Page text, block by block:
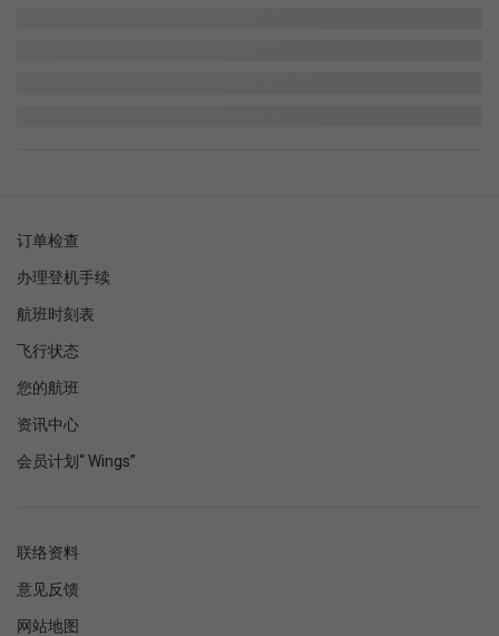
订单检查
办理登机手续
航班时刻表
飞行状态
您的航班
资讯中心
会员计划“ Wings”
联络资料
意见反馈
网站地图